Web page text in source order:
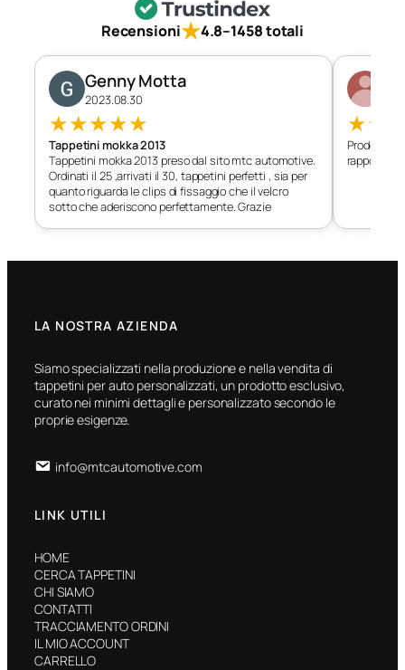
Recensioni★4.8–1458 totali
Genny Motta
2023.08.30
★★★★★
Tappetini mokka 2013
Tappetini mokka 2013 preso dal sito mtc automotive.
Ordinati il 25 ,arrivati il 30, tappetini perfetti , sia per
quanto riguarda le clips di fissaggio che il velcro
sotto che aderiscono perfettamente. Grazie
★★
Prodotto
rapporto
LA NOSTRA AZIENDA
Siamo specializzati nella produzione e nella vendita di
tappetini per auto personalizzati, un prodotto esclusivo,
curato nei minimi dettagli e personalizzato secondo le
proprie esigenze.
info@mtcautomotive.com
LINK UTILI
HOME
CERCA TAPPETINI
CHI SIAMO
CONTATTI
TRACCIAMENTO ORDINI
IL MIO ACCOUNT
CARRELLO